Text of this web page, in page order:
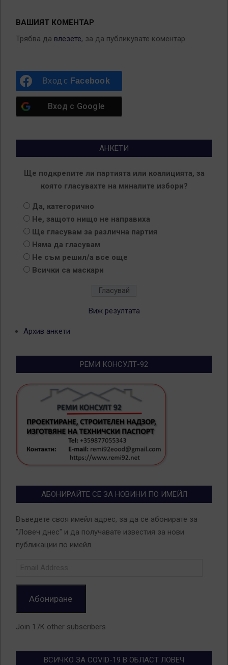
ВАШИЯТ КОМЕНТАР
Трябва да влезете, за да публикувате коментар.
Вход с Facebook
Вход с Google
АНКЕТИ
Ще подкрепите ли партията или коалицията, за
която гласувахте на миналите избори?
Да, категорично
Не, защото нищо не направиха
Ще гласувам за различна партия
Няма да гласувам
Не съм решил/а все още
Всички са маскари
Виж резултата
Архив анкети
РЕМИ КОНСУЛТ-92
АБОНИРАЙТЕ СЕ ЗА НОВИНИ ПО ИМЕЙЛ
Въведете своя имейл адрес, за да се абонирате за
"Ловеч днес" и да получавате известия за нови
публикации по имейл.
Абониране
Join 17K other subscribers
ВСИЧКО ЗА COVID-19 В ОБЛАСТ ЛОВЕЧ